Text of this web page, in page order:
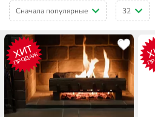
Сначала популярные 32
ХИТ
ПРОДАЖ